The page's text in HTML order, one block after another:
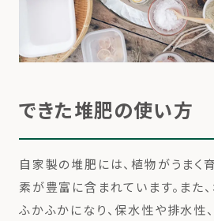
できた堆肥の使い方
自家製の堆肥には、植物がうまく
素が豊富に含まれています。また
ふかふかになり、保水性や排水性